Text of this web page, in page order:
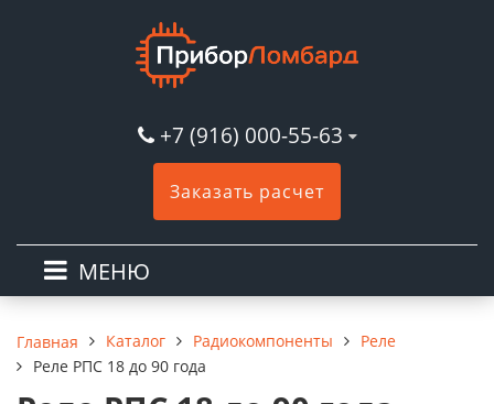
+7 (916) 000-55-63
Заказать расчет
МЕНЮ
Главная Каталог Радиокомпоненты
Реле
Реле РПС 18 до 90 года